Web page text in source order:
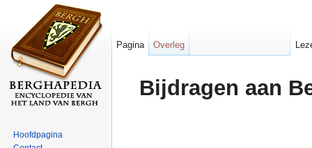
Bijdragen aan
Pagina Overleg
Hoofdpagina